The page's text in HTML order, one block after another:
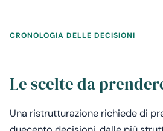
CRONOLOGIA DELLE DECISIONI
Le scelte da
Una ristrutturazione richiede di